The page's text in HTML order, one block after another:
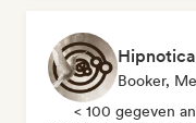
Hipnotica
Booker,
< 100 gegeven